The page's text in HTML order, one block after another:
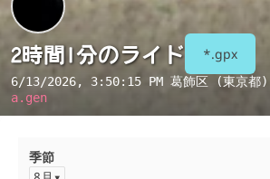
2時間1分のライド *.gpx
6/13/2026, 3:50:15 PM 葛飾区 (東京都)
a.gen
季節